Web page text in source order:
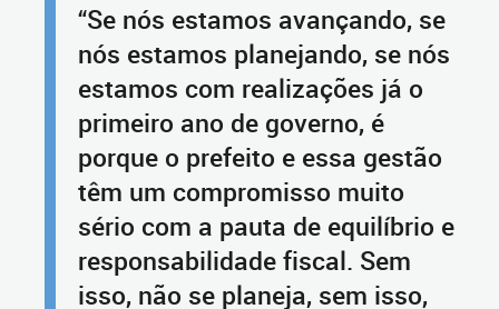
“Se nós estamos avançando, se
nós estamos planejando, se nós
estamos com realizações já o
primeiro ano de governo, é
porque o prefeito e essa gestão
têm um compromisso muito
sério com a pauta de equilíbrio e
responsabilidade fiscal. Sem
isso, não se planeja, sem isso,